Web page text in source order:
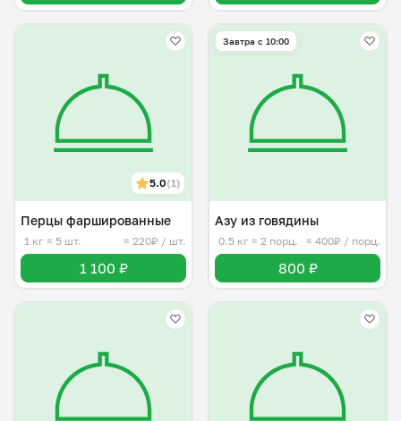
5.0(1)
Перцы фаршированные
1 кг ≈ 5 шт. ≈ 220₽ / шт.
1 100 ₽
Завтра c 10:00
Азу из говядины
0.5 кг ≈ 2 порц. ≈ 400₽ / порц.
800 ₽